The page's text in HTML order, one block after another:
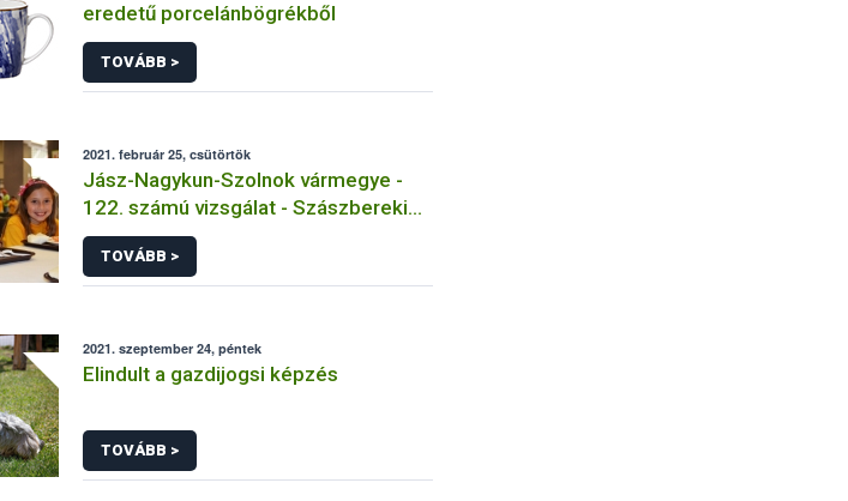
eredetű porcelánbögrékből
TOVÁBB >
2021. február 25, csütörtök
Jász-Nagykun-Szolnok vármegye -
122. számú vizsgálat - Szászbereki
Kolping Katolikus Általános Iskola -
Szászberek
TOVÁBB >
2021. szeptember 24, péntek
Elindult a gazdijogsi képzés
TOVÁBB >